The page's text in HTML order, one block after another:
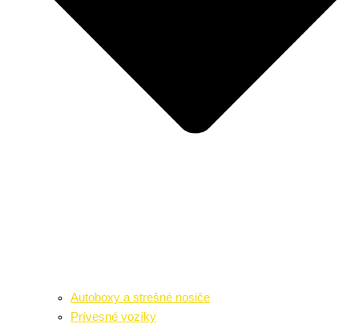
Autoboxy a strešné nosiče
Prívesné vozíky